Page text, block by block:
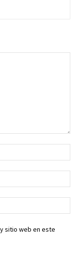
sitio web en este